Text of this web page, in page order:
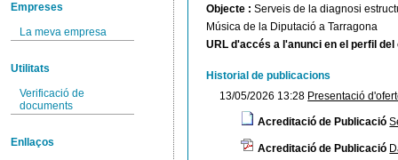
Empreses
La meva empresa
Utilitats
Verificació de
documents
Enllaços
Objecte :Serveis de la diagnosi
Música de la Diputació a Tarragona
URL d'accés a l'anunci en el perfil
Historial de publicacions
13/05/2026 13:28 Presentació
Acreditació de Publicació
Acreditació de Publicació